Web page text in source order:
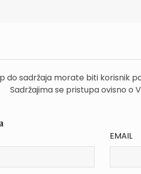
do sadržaja morate biti korisnik
Sadržajima se pristupa ovisno o
EMAIL